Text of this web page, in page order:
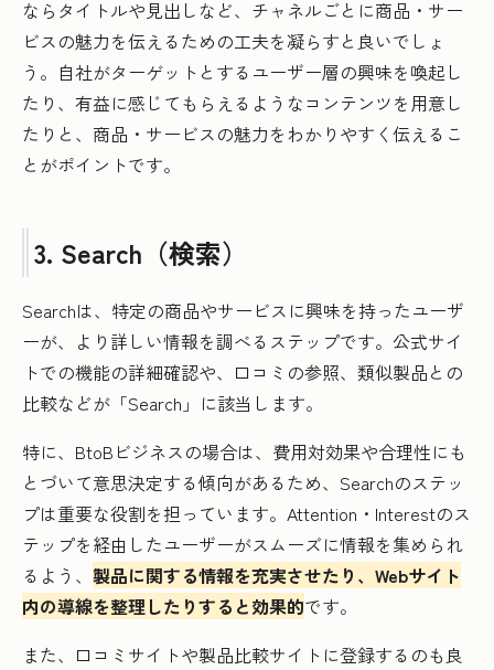
ならタイトルや見出しなど、チャネルごとに商品・サー
ビスの魅力を伝えるための工夫を凝らすと良いでしょ
う。自社がターゲットとするユーザー層の興味を喚起し
たり、有益に感じてもらえるようなコンテンツを用意し
たりと、商品・サービスの魅力をわかりやすく伝えるこ
とがポイントです。
3. Search（検索）
Searchは、特定の商品やサービスに興味を持ったユーザ
ーが、より詳しい情報を調べるステップです。公式サイ
トでの機能の詳細確認や、口コミの参照、類似製品との
比較などが「Search」に該当します。
特に、BtoBビジネスの場合は、費用対効果や合理性にも
とづいて意思決定する傾向があるため、Searchのステッ
プは重要な役割を担っています。Attention・Interestのス
テップを経由したユーザーがスムーズに情報を集められ
るよう、 製品に関する情報を充実させたり、Webサイト
内の導線を整理したりすると効果的です。
また、口コミサイトや製品比較サイトに登録するのも良